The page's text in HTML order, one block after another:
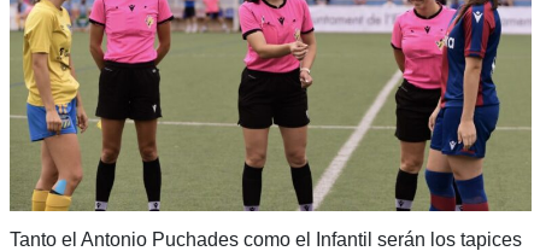
Tanto el Antonio Puchades como el Infantil serán los tapices